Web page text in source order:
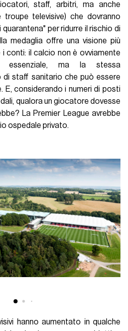
staff, arbitri, ma anche
troupe televisive) che dovranno
per ridurre il rischio di
medaglia offre una visione più
conti: il calcio non è ovviamente
essenziale, ma la stessa
di staff sanitario che può essere
E, considerando i numeri di posti
qualora un giocatore dovesse
La Premier League avrebbe
ospedale privato.
hanno aumentato in qualche